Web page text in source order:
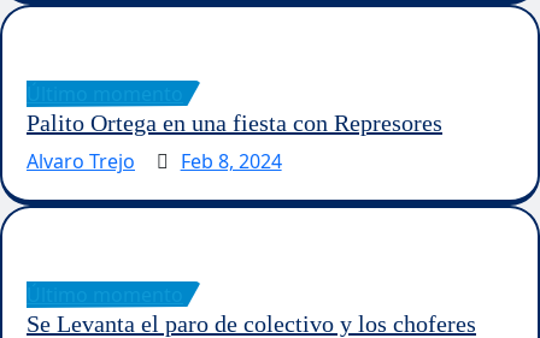
Palito Ortega en una fiesta con Represores
Alvaro Trejo
Feb 8, 2024
Se Levanta el paro de colectivo y los choferes